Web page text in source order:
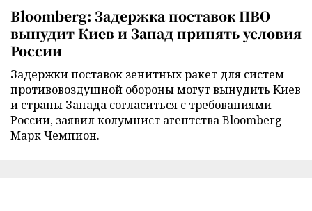
Bloomberg: Задержка поставок ПВО
вынудит Киев и Запад принять условия
России
Задержки поставок зенитных ракет для систем
противовоздушной обороны могут вынудить Киев
и страны Запада согласиться с требованиями
России, заявил колумнист агентства Bloomberg
Марк Чемпион.